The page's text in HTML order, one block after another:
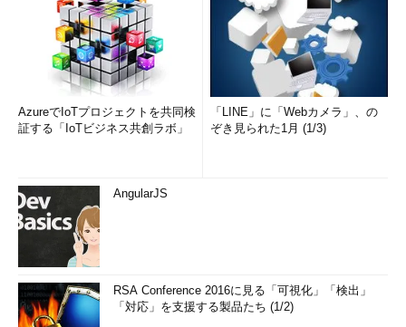
AzureでIoTプロジェクトを共同検
証する「IoTビジネス共創ラボ」
「LINE」に「Webカメラ」、の
ぞき見られた1月 (1/3)
AngularJS
RSA Conference 2016に見る「可視化」「検出」
「対応」を支援する製品たち (1/2)